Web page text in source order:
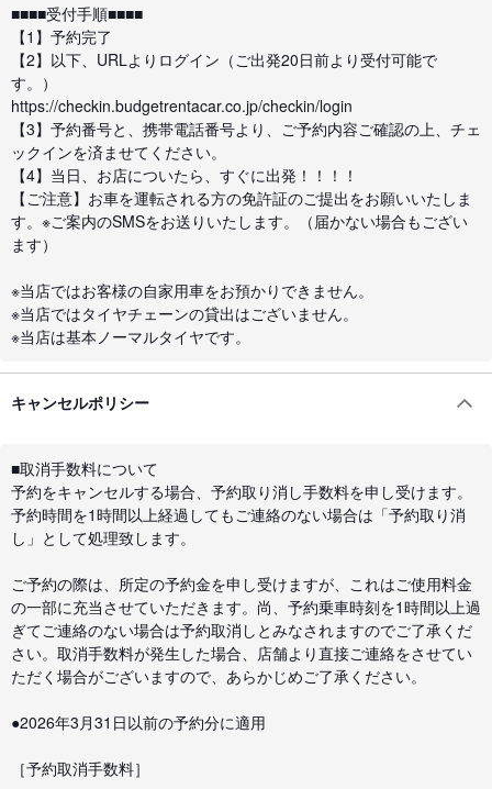
■■■■受付手順■■■■
【1】予約完了
【2】以下、URLよりログイン（ご出発20日前より受付可能で
す。）
https://checkin.budgetrentacar.co.jp/checkin/login
【3】予約番号と、携帯電話番号より、ご予約内容ご確認の上、チェ
ックインを済ませてください。
【4】当日、お店についたら、すぐに出発！！！！
【ご注意】お車を運転される方の免許証のご提出をお願いいたしま
す。※ご案内のSMSをお送りいたします。（届かない場合もござい
ます）
※当店ではお客様の自家用車をお預かりできません。
※当店ではタイヤチェーンの貸出はございません。
※当店は基本ノーマルタイヤです。
キャンセルポリシー
■取消手数料について
予約をキャンセルする場合、予約取り消し手数料を申し受けます。
予約時間を1時間以上経過してもご連絡のない場合は「予約取り消
し」として処理致します。
ご予約の際は、所定の予約金を申し受けますが、これはご使用料金
の一部に充当させていただきます。尚、予約乗車時刻を1時間以上過
ぎてご連絡のない場合は予約取消しとみなされますのでご了承くだ
さい。取消手数料が発生した場合、店舗より直接ご連絡をさせてい
ただく場合がございますので、あらかじめご了承ください。
●2026年3月31日以前の予約分に適用
［予約取消手数料］